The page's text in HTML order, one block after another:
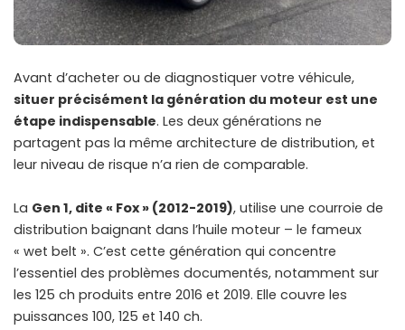
Avant d’acheter ou de diagnostiquer votre véhicule,
situer précisément la génération du moteur est une
étape indispensable. Les deux générations ne
partagent pas la même architecture de distribution, et
leur niveau de risque n’a rien de comparable.
La Gen 1, dite « Fox » (2012-2019), utilise une courroie de
distribution baignant dans l’huile moteur – le fameux
« wet belt ». C’est cette génération qui concentre
l’essentiel des problèmes documentés, notamment sur
les 125 ch produits entre 2016 et 2019. Elle couvre les
puissances 100, 125 et 140 ch.